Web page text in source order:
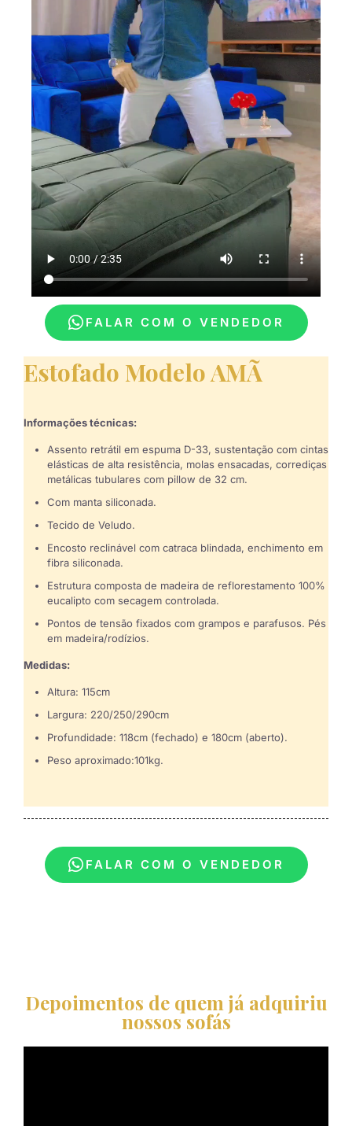
FALAR COM O VENDEDOR
Estofado Modelo AMÃ
Informações técnicas:
Assento retrátil em espuma D-33, sustentação com cintas
elásticas de alta resistência, molas ensacadas, corrediças
metálicas tubulares com pillow de 32 cm.
Com manta siliconada.
Tecido de Veludo.
Encosto reclinável com catraca blindada, enchimento em
fibra siliconada.
Estrutura composta de madeira de reflorestamento 100%
eucalipto com secagem controlada.
Pontos de tensão fixados com grampos e parafusos. Pés
em madeira/rodízios.
Medidas:
Altura: 115cm
Largura: 220/250/290cm
Profundidade: 118cm (fechado) e 180cm (aberto).
Peso aproximado:101kg.
FALAR COM O VENDEDOR
Depoimentos de quem já adquiriu
nossos sofás